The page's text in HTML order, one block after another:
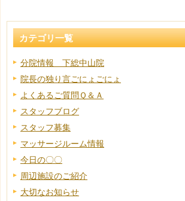
カテゴリ一覧
分院情報 下総中山院
院長の独り言ごにょごにょ
よくあるご質問Ｑ＆Ａ
スタッフブログ
スタッフ募集
マッサージルーム情報
今日の〇〇
周辺施設のご紹介
大切なお知らせ